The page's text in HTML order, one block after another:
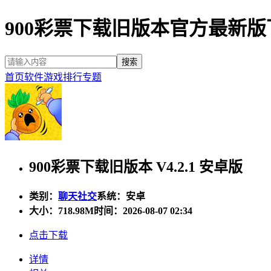
900彩票下载旧版本官方最新
首页软件游戏排行专题
900彩票下载旧版本 V4.2.1 安卓版
类别： 聊天社交系统：安卓
大小： 718.98M时间：2026-08-07 02:34
点击下载
详情